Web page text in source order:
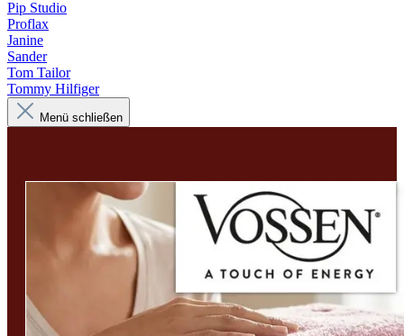
Pip Studio
Proflax
Janine
Sander
Tom Tailor
Tommy Hilfiger
Menü schließen